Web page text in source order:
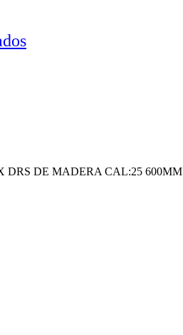
DRS DE MADERA CAL:25 600MM